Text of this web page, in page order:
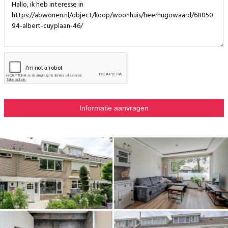
De achtertuin is onderhoudsvriendelijk aangelegd met bestrating,
borders en een stenen berging achterin de tuin. Dankzij de ligging op het
oosten begint de dag hier al vroeg met zon op het terras. Op warme
de tuin nog voldoende ruimte is om van de zon te genieten.
De stenen berging biedt praktische ruimte voor fietsen, gereedschap en
andere spullen die je liever uit het zicht opbergt. Via de achterom is de
Ook de voortuin verdient een vermelding. De verhoogde plantenborders
verrassend veel privacy. Tegelijkertijd blijf je uitkijken op het groen van
de straat. Door de ligging op het westen is dit een fijne plek om later op
de dag nog even buiten te zitten. Een bankje, een lounge set of een
tuintafel; het is gemakkelijk voor te stellen dat ook hier nog even wordt
bijgepraat.
Tot slot
Van buiten is Albert Cuyplaan 46 al een verzorgde tussenwoning in een
groene straat. Binnen blijkt hoeveel ruimte er achter de gevel schuilgaat.